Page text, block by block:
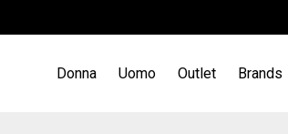
Donna Uomo Outlet Brands